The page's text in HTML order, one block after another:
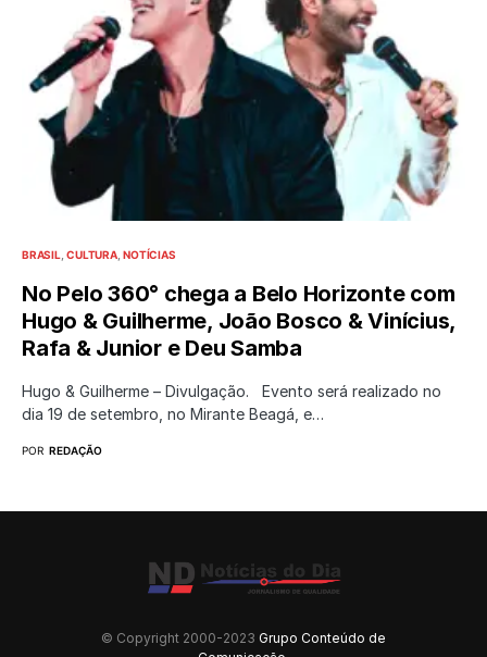
BRASIL CULTURA NOTÍCIAS
No Pelo 360° chega a Belo Horizonte com
Hugo & Guilherme, João Bosco & Vinícius,
Rafa & Junior e Deu Samba
Hugo & Guilherme – Divulgação. Evento será realizado no
dia 19 de setembro, no Mirante Beagá, e…
POR REDAÇÃO
© Copyright 2000-2023 Grupo Conteúdo de